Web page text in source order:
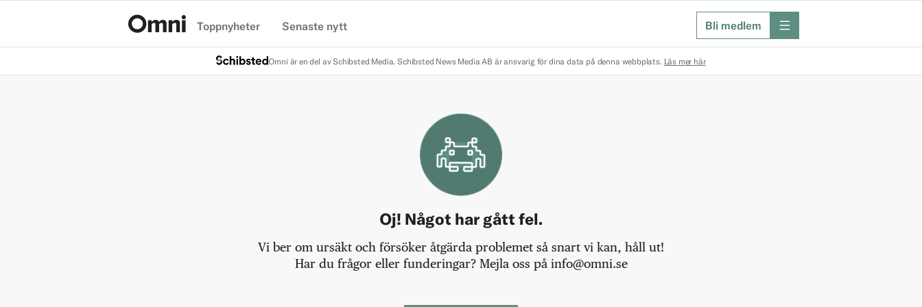
Toppnyheter Senaste nytt Bli medlem meny
Omni är en del av Schibsted Media. Schibsted News Media AB är ansvarig för dina data på denna webbplats. Läs mer här
Oj! Något har gått fel.
Vi ber om ursäkt och försöker åtgärda problemet så snart vi kan, håll ut!
Har du frågor eller funderingar? Mejla oss på info@omni.se